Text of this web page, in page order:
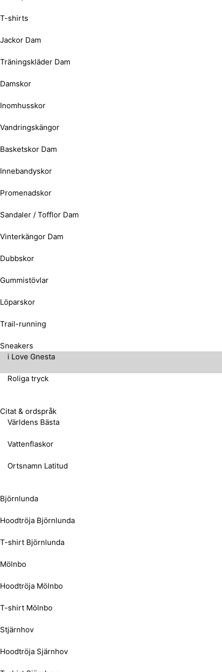
T-shirts
Jackor Dam
Träningskläder Dam
Damskor
Inomhusskor
Vandringskängor
Basketskor Dam
Innebandyskor
Promenadskor
Sandaler / Tofflor Dam
Vinterkängor Dam
Dubbskor
Gummistövlar
Löparskor
Trail-running
Sneakers
i Love Gnesta
Roliga tryck
Citat & ordspråk
Världens Bästa
Vattenflaskor
Ortsnamn Latitud
Björnlunda
Hoodtröja Björnlunda
T-shirt Björnlunda
Mölnbo
Hoodtröja Mölnbo
T-shirt Mölnbo
Stjärnhov
Hoodtröja Sjärnhov